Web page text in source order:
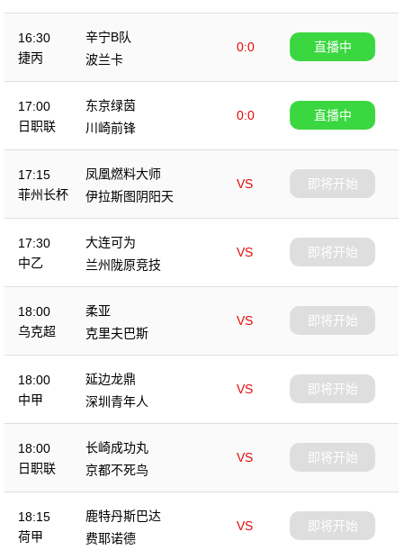
16:30
捷丙
辛宁B队
0:0
波兰卡
直播中
17:00
日职联
东京绿茵
0:0
川崎前锋
直播中
17:15
菲州长杯
凤凰燃料大师
VS
伊拉斯图阴阳天
即将开始
17:30
中乙
大连可为
VS
兰州陇原竞技
即将开始
18:00
乌克超
柔亚
VS
克里夫巴斯
即将开始
18:00
中甲
延边龙鼎
VS
深圳青年人
即将开始
18:00
日职联
长崎成功丸
VS
京都不死鸟
即将开始
18:15
荷甲
鹿特丹斯巴达
VS
费耶诺德
即将开始